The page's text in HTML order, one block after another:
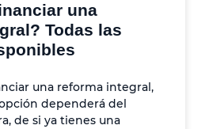
una
Todas las
una reforma integral,
dependerá del
de si ya tienes una